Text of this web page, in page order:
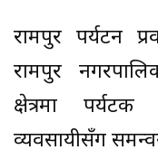
रामपुर पर्यटन
रामपुर
क्षेत्रमा
व्यवसायीसँग